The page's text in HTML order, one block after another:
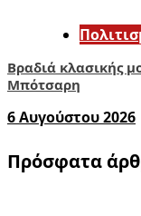
Βραδιά κλασικής
Μπότσαρη
6 Αυγούστου 2026
Πρόσφατα